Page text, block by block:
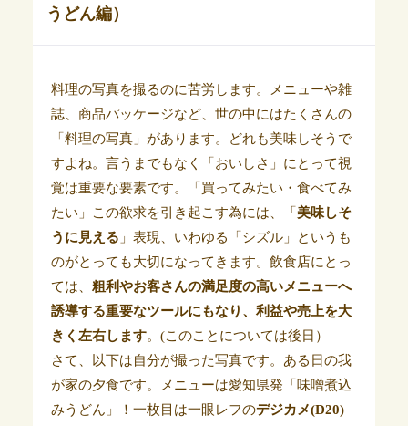
うどん編）
料理の写真を撮るのに苦労します。メニューや雑
誌、商品パッケージなど、世の中にはたくさんの
「料理の写真」があります。どれも美味しそうで
すよね。言うまでもなく「おいしさ」にとって視
覚は重要な要素です。「買ってみたい・食べてみ
たい」この欲求を引き起こす為には、「 美味しそ
うに見える 」表現、いわゆる「シズル」というも
のがとっても大切になってきます。飲食店にとっ
ては、 粗利やお客さんの満足度の高いメニューへ
誘導する重要なツールにもなり、利益や売上を大
きく左右します。(このことについては後日）
さて、以下は自分が撮った写真です。ある日の我
が家の夕食です。メニューは愛知県発「味噌煮込
みうどん」！一枚目は一眼レフのデジカメ(D20)